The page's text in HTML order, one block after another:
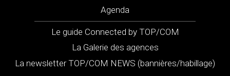
Agenda
Le guide Connected by TOP/COM
La Galerie des agences
La newsletter TOP/COM NEWS (bannières/habillage)